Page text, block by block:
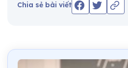
Chia sẻ bài viết